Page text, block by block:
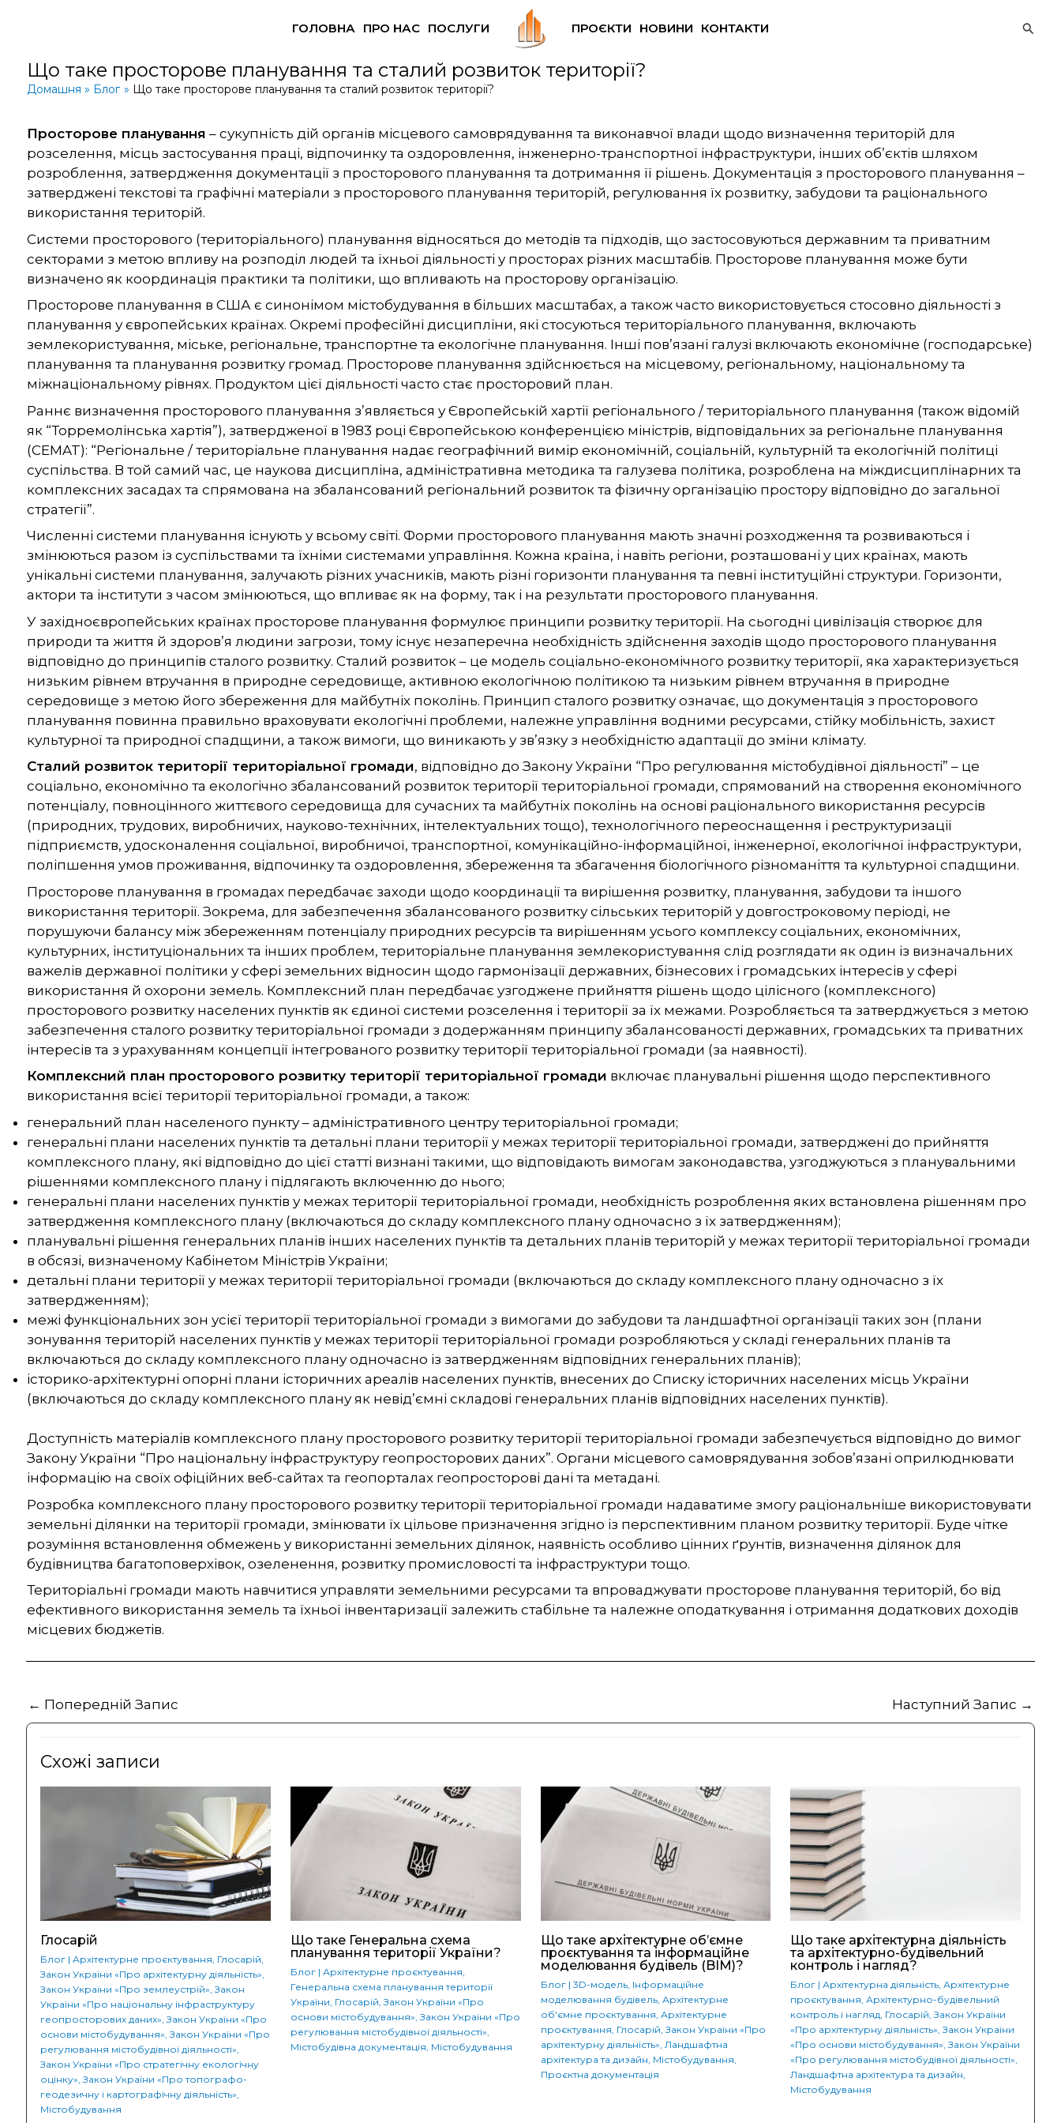
ГОЛОВНА ПРО НАС ПОСЛУГИ ПРОЄКТИ НОВИНИ КОНТАКТИ
Що таке просторове планування та сталий розвиток території?
Домашня Блог Що таке просторове планування та сталий розвиток території?
Просторове планування – сукупність дій органів місцевого самоврядування та виконавчої влади щодо визначення територій для
розселення, місць застосування праці, відпочинку та оздоровлення, інженерно-транспортної інфраструктури, інших об’єктів шляхом
розроблення, затвердження документації з просторового планування та дотримання її рішень. Документація з просторового планування –
затверджені текстові та графічні матеріали з просторового планування територій, регулювання їх розвитку, забудови та раціонального
використання територій.
Системи просторового (територіального) планування відносяться до методів та підходів, що застосовуються державним та приватним
секторами з метою впливу на розподіл людей та їхньої діяльності у просторах різних масштабів. Просторове планування може бути
визначено як координація практики та політики, що впливають на просторову організацію.
Просторове планування в США є синонімом містобудування в більших масштабах, а також часто використовується стосовно діяльності з
планування у європейських країнах. Окремі професійні дисципліни, які стосуються територіального планування, включають
землекористування, міське, регіональне, транспортне та екологічне планування. Інші пов’язані галузі включають економічне (господарське)
планування та планування розвитку громад. Просторове планування здійснюється на місцевому, регіональному, національному та
міжнаціональному рівнях. Продуктом цієї діяльності часто стає просторовий план.
Раннє визначення просторового планування з’являється у Європейській хартії регіонального / територіального планування (також відомій
як “Торремолінська хартія”), затвердженої в 1983 році Європейською конференцією міністрів, відповідальних за регіональне планування
(CEMAT): “Регіональне / територіальне планування надає географічний вимір економічній, соціальній, культурній та екологічній політиці
суспільства. В той самий час, це наукова дисципліна, адміністративна методика та галузева політика, розроблена на міждисциплінарних та
комплексних засадах та спрямована на збалансований регіональний розвиток та фізичну організацію простору відповідно до загальної
стратегії”.
Численні системи планування існують у всьому світі. Форми просторового планування мають значні розходження та розвиваються і
змінюються разом із суспільствами та їхніми системами управління. Кожна країна, і навіть регіони, розташовані у цих країнах, мають
унікальні системи планування, залучають різних учасників, мають різні горизонти планування та певні інституційні структури. Горизонти,
актори та інститути з часом змінюються, що впливає як на форму, так і на результати просторового планування.
У західноєвропейських країнах просторове планування формулює принципи розвитку території. На сьогодні цивілізація створює для
природи та життя й здоров’я людини загрози, тому існує незаперечна необхідність здійснення заходів щодо просторового планування
відповідно до принципів сталого розвитку. Сталий розвиток – це модель соціально-економічного розвитку території, яка характеризується
низьким рівнем втручання в природне середовище, активною екологічною політикою та низьким рівнем втручання в природне
середовище з метою його збереження для майбутніх поколінь. Принцип сталого розвитку означає, що документація з просторового
планування повинна правильно враховувати екологічні проблеми, належне управління водними ресурсами, стійку мобільність, захист
культурної та природної спадщини, а також вимоги, що виникають у зв’язку з необхідністю адаптації до зміни клімату.
Сталий розвиток території територіальної громади, відповідно до Закону України “Про регулювання містобудівної діяльності” – це
соціально, економічно та екологічно збалансований розвиток території територіальної громади, спрямований на створення економічного
потенціалу, повноцінного життєвого середовища для сучасних та майбутніх поколінь на основі раціонального використання ресурсів
(природних, трудових, виробничих, науково-технічних, інтелектуальних тощо), технологічного переоснащення і реструктуризації
підприємств, удосконалення соціальної, виробничої, транспортної, комунікаційно-інформаційної, інженерної, екологічної інфраструктури,
поліпшення умов проживання, відпочинку та оздоровлення, збереження та збагачення біологічного різноманіття та культурної спадщини.
Просторове планування в громадах передбачає заходи щодо координації та вирішення розвитку, планування, забудови та іншого
використання території. Зокрема, для забезпечення збалансованого розвитку сільських територій у довгостроковому періоді, не
порушуючи балансу між збереженням потенціалу природних ресурсів та вирішенням усього комплексу соціальних, економічних,
культурних, інституціональних та інших проблем, територіальне планування землекористування слід розглядати як один із визначальних
важелів державної політики у сфері земельних відносин щодо гармонізації державних, бізнесових і громадських інтересів у сфері
використання й охорони земель. Комплексний план передбачає узгоджене прийняття рішень щодо цілісного (комплексного)
просторового розвитку населених пунктів як єдиної системи розселення і території за їх межами. Розробляється та затверджується з метою
забезпечення сталого розвитку територіальної громади з додержанням принципу збалансованості державних, громадських та приватних
інтересів та з урахуванням концепції інтегрованого розвитку території територіальної громади (за наявності).
Комплексний план просторового розвитку території територіальної громади включає планувальні рішення щодо перспективного
використання всієї території територіальної громади, а також:
генеральний план населеного пункту – адміністративного центру територіальної громади;
генеральні плани населених пунктів та детальні плани території у межах території територіальної громади, затверджені до прийняття
комплексного плану, які відповідно до цієї статті визнані такими, що відповідають вимогам законодавства, узгоджуються з планувальними
рішеннями комплексного плану і підлягають включенню до нього;
генеральні плани населених пунктів у межах території територіальної громади, необхідність розроблення яких встановлена рішенням про
затвердження комплексного плану (включаються до складу комплексного плану одночасно з їх затвердженням);
планувальні рішення генеральних планів інших населених пунктів та детальних планів територій у межах території територіальної громади
в обсязі, визначеному Кабінетом Міністрів України;
детальні плани території у межах території територіальної громади (включаються до складу комплексного плану одночасно з їх
затвердженням);
межі функціональних зон усієї території територіальної громади з вимогами до забудови та ландшафтної організації таких зон (плани
зонування територій населених пунктів у межах території територіальної громади розробляються у складі генеральних планів та
включаються до складу комплексного плану одночасно із затвердженням відповідних генеральних планів);
історико-архітектурні опорні плани історичних ареалів населених пунктів, внесених до Списку історичних населених місць України
(включаються до складу комплексного плану як невід’ємні складові генеральних планів відповідних населених пунктів).
Доступність матеріалів комплексного плану просторового розвитку території територіальної громади забезпечується відповідно до вимог
Закону України “Про національну інфраструктуру геопросторових даних”. Органи місцевого самоврядування зобов’язані оприлюднювати
інформацію на своїх офіційних веб-сайтах та геопорталах геопросторові дані та метадані.
Розробка комплексного плану просторового розвитку території територіальної громади надаватиме змогу раціональніше використовувати
земельні ділянки на території громади, змінювати їх цільове призначення згідно із перспективним планом розвитку території. Буде чітке
розуміння встановлення обмежень у використанні земельних ділянок, наявність особливо цінних ґрунтів, визначення ділянок для
будівництва багатоповерхівок, озеленення, розвитку промисловості та інфраструктури тощо.
Територіальні громади мають навчитися управляти земельними ресурсами та впроваджувати просторове планування територій, бо від
ефективного використання земель та їхньої інвентаризації залежить стабільне та належне оподаткування і отримання додаткових доходів
місцевих бюджетів.
← Попередній Запис Наступний Запис →
Схожі записи
Глосарій
Блог | Архітектурне проєктування, Глосарій,
Закон України «Про архітектурну діяльність»,
Закон України «Про землеустрій»,Закон
України «Про національну інфраструктуру
геопросторових даних»,Закон України «Про
основи містобудування»,Закон України «Про
регулювання містобудівної діяльності»,
Закон України «Про стратегічну екологічну
оцінку»,Закон України «Про топографо-
геодезичну і картографічну діяльність»,
Містобудування
Що таке Генеральна схема
планування території України?
Блог| Архітектурне проєктування,
Генеральна схема планування території
України, Глосарій,Закон України «Про
основи містобудування»,Закон України «Про
регулювання містобудівної діяльності»,
Містобудівна документація, Містобудування
Що таке архітектурне об’ємне
проєктування та інформаційне
моделювання будівель (BIM)?
Блог| 3D-модель, Інформаційне
моделювання будівель, Архітектурне
об'ємне проєктування, Архітектурне
проєктування, Глосарій,Закон України «Про
архітектурну діяльність», Ландшафтна
архітектура та дизайн, Містобудування,
Проєктна документація
Що таке архітектурна діяльність
та архітектурно-будівельний
контроль і нагляд?
Блог |Архітектурна діяльність,Архітектурне
проєктування,Архітектурно-будівельний
контроль і нагляд, Глосарій,Закон України
«Про архітектурну діяльність»,Закон України
«Про основи містобудування»,Закон України
«Про регулювання містобудівної діяльності»,
Ландшафтна архітектура та дизайн,
Містобудування